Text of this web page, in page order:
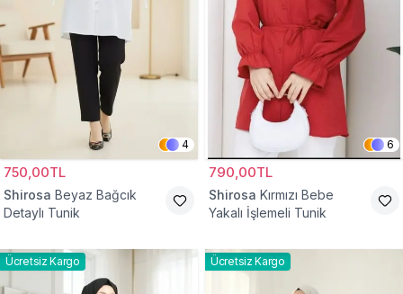
4
750,00TL
Shirosa Beyaz Bağcık
Detaylı Tunik
6
790,00TL
Shirosa Kırmızı Bebe
Yakalı İşlemeli Tunik
Ücretsiz Kargo Ücretsiz Kargo